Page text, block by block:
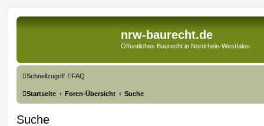
nrw-baurecht.de
Öffentliches Baurecht in Nordrhein-Westfalen
Schnellzugriff FAQ
Startseite Foren-Übersicht Suche
Suche